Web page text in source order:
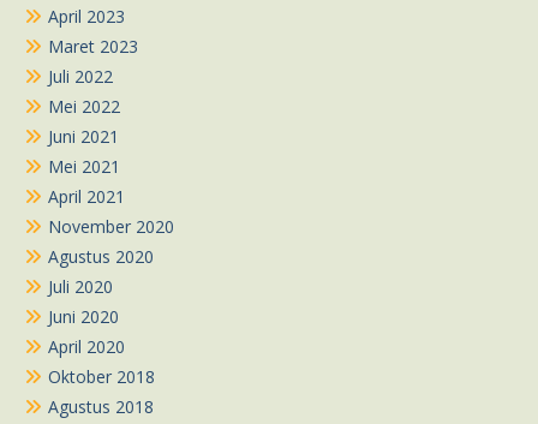
April 2023
Maret 2023
Juli 2022
Mei 2022
Juni 2021
Mei 2021
April 2021
November 2020
Agustus 2020
Juli 2020
Juni 2020
April 2020
Oktober 2018
Agustus 2018